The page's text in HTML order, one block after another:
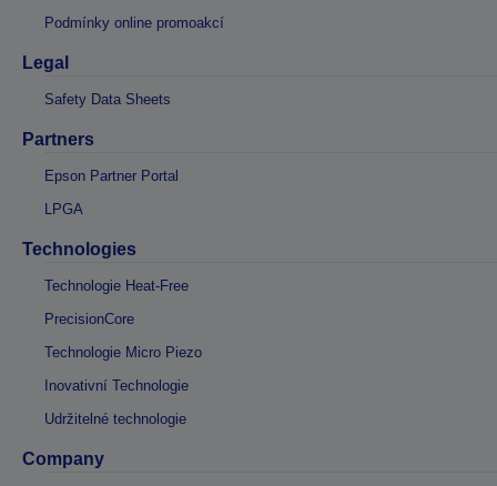
Podmínky online promoakcí
Legal
Safety Data Sheets
Partners
Epson Partner Portal
LPGA
Technologies
Technologie Heat-Free
PrecisionCore
Technologie Micro Piezo
Inovativní Technologie
Udržitelné technologie
Company